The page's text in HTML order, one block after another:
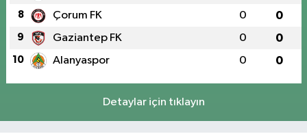
8 Çorum FK 0 0
9 Gaziantep FK 0 0
10 Alanyaspor 0 0
Detaylar için tıklayın